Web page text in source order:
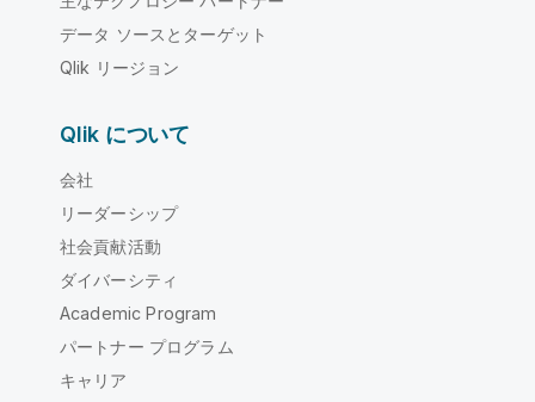
データ ソースとターゲット
Qlik リージョン
Qlik について
会社
リーダーシップ
社会貢献活動
ダイバーシティ
Academic Program
パートナー プログラム
キャリア